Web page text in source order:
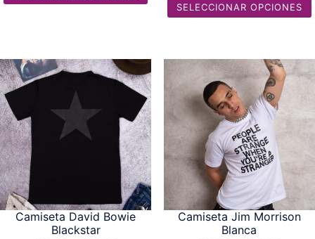
SELECCIONAR OPCIONES
Camiseta David Bowie
Blackstar
Camiseta Jim Morrison
Blanca